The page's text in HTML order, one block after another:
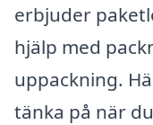
erbjuder
hjälp med
uppackning.
tänka på när